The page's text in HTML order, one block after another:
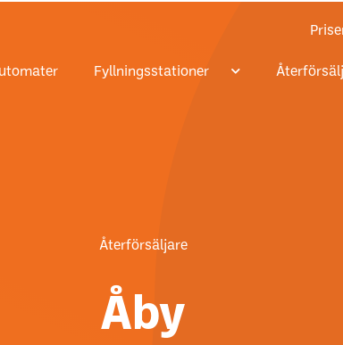
Fyllningsstationer
Återförsäljare
Åby